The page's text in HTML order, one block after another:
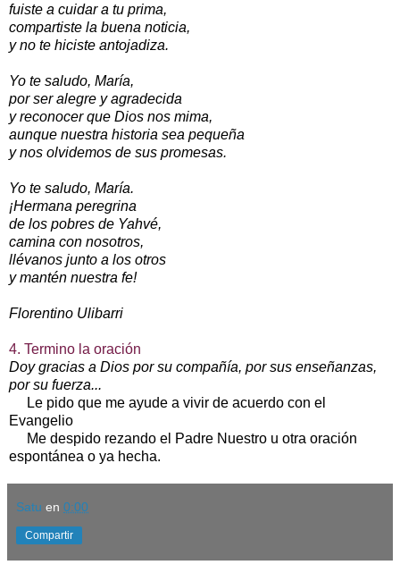
fuiste a cuidar a tu prima,
compartiste la buena noticia,
y no te hiciste antojadiza.
Yo te saludo, María,
por ser alegre y agradecida
y reconocer que Dios nos mima,
aunque nuestra historia sea pequeña
y nos olvidemos de sus promesas.
Yo te saludo, María.
¡Hermana peregrina
de los pobres de Yahvé,
camina con nosotros,
llévanos junto a los otros
y mantén nuestra fe!
Florentino Ulibarri
4. Termino la oración
Doy gracias a Dios por su compañía, por sus enseñanzas,
por su fuerza...
Le pido que me ayude a vivir de acuerdo con el
Evangelio
Me despido rezando el Padre Nuestro u otra oración
espontánea o ya hecha.
Satu en 0:00
Compartir